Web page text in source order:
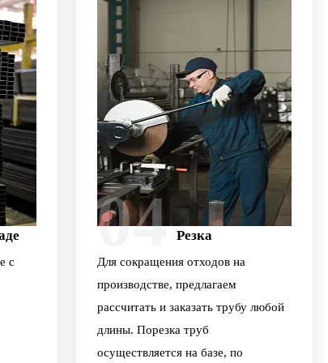
с
04 Резка
Для сокращения отходов на
производстве, предлагаем
рассчитать и заказать трубу любой
длины. Порезка труб
осуществляется на базе, по